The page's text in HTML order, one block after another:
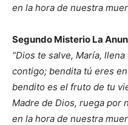
en la hora de nuestra
Segundo Misterio La
“Dios te salve, María,
contigo; bendita tú eres
bendito es el fruto de tu
Madre de Dios, ruega por
en la hora de nuestra